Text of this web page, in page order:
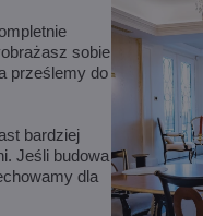
sobie
prześlemy do
bardziej
Jeśli budowa
dla